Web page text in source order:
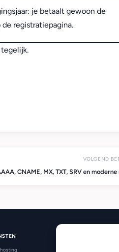
je betaalt gewoon de
registratiepagina.
VOLGEND
CNAME, MX, TXT, SRV en